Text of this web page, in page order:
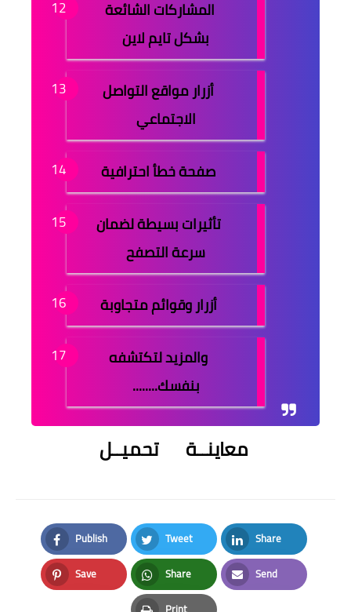
المشاركات الشائعة
بشكل تايم لاين
أزرار مواقع التواصل
الاجتماعي
صفحة خطأ احترافية
تأثيرات بسيطة لضمان
سرعة التصفح
أزرار وقوائم متجاوبة
والمزيد لتكتشفه
بنفسك........
معاينــة تحميــل
Publish
Facebook
Tweet
Twitter
Share
LinkedIn
Save
Pinterest
Share
Whatsapp
Send
Email